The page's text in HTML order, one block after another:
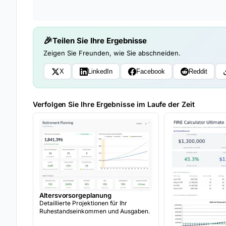
Teilen Sie Ihre Ergebnisse
Zeigen Sie Freunden, wie Sie abschneiden.
X LinkedIn Facebook Reddit
Verfolgen Sie Ihre Ergebnisse im Laufe der Zeit
Altersvorsorgeplanung
Detaillierte Projektionen für Ihr
Ruhestandseinkommen und Ausgaben.